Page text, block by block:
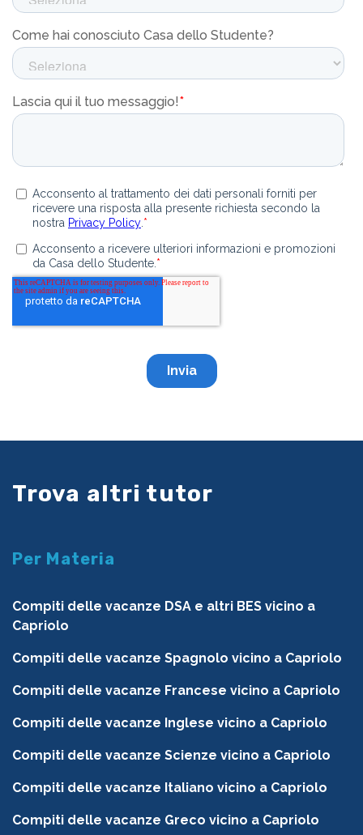
Trova altri tutor
Per Materia
Compiti delle vacanze DSA e altri BES vicino a
Capriolo
Compiti delle vacanze Spagnolo vicino a Capriolo
Compiti delle vacanze Francese vicino a Capriolo
Compiti delle vacanze Inglese vicino a Capriolo
Compiti delle vacanze Scienze vicino a Capriolo
Compiti delle vacanze Italiano vicino a Capriolo
Compiti delle vacanze Greco vicino a Capriolo